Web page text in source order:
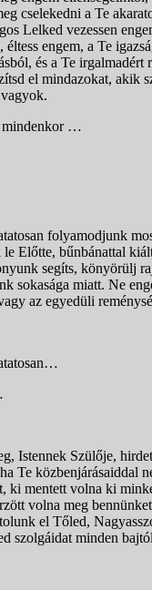
cselekedni a Te
Lelked vezessen
engem, a Te
és a Te irgalmadért
el mindazokat, akik
mindenkor …
folyamodjunk
Előtte, bűnbánattal
segíts, könyörülj
sokasága miatt. Ne
az egyedüli
Istennek Szülője,
Te közbenjárásaiddal
ki mentett volna ki
volna meg
el Tőled,
szolgáidat minden